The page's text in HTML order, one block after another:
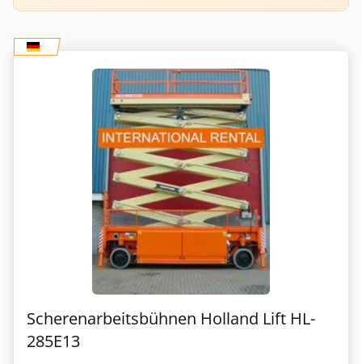
Scherenarbeitsbühnen Holland Lift HL-
285E13